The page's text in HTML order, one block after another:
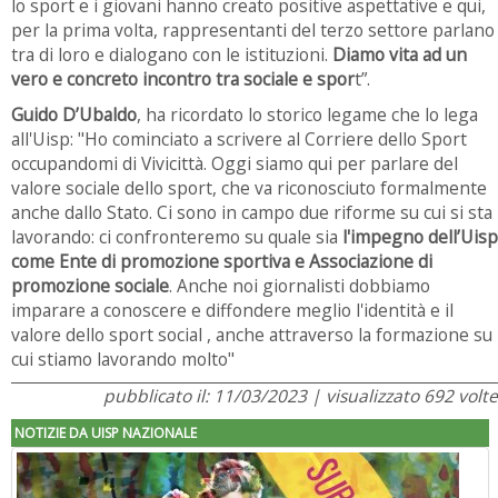
lo sport e i giovani hanno creato positive aspettative e qui,
per la prima volta, rappresentanti del terzo settore parlano
tra di loro e dialogano con le istituzioni. Diamo vita ad un
vero e concreto incontro tra sociale e sport”.
Guido D’Ubaldo, ha ricordato lo storico legame che lo lega
all'Uisp: "Ho cominciato a scrivere al Corriere dello Sport
occupandomi di Vivicittà. Oggi siamo qui per parlare del
valore sociale dello sport, che va riconosciuto formalmente
anche dallo Stato. Ci sono in campo due riforme su cui si sta
lavorando: ci confronteremo su quale sia l'impegno dell’Uisp
come Ente di promozione sportiva e Associazione di
promozione sociale. Anche noi giornalisti dobbiamo
imparare a conoscere e diffondere meglio l'identità e il
valore dello sport social , anche attraverso la formazione su
cui stiamo lavorando molto"
pubblicato il: 11/03/2023 | visualizzato 692 volte
NOTIZIE DA UISP NAZIONALE